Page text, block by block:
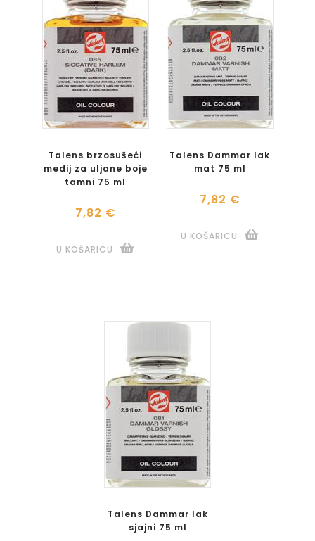
Talens brzosušeći
medij za uljane boje
tamni 75 ml
7,82 €
U KOŠARICU
Talens Dammar lak
mat 75 ml
7,82 €
U KOŠARICU
Talens Dammar lak
sjajni 75 ml